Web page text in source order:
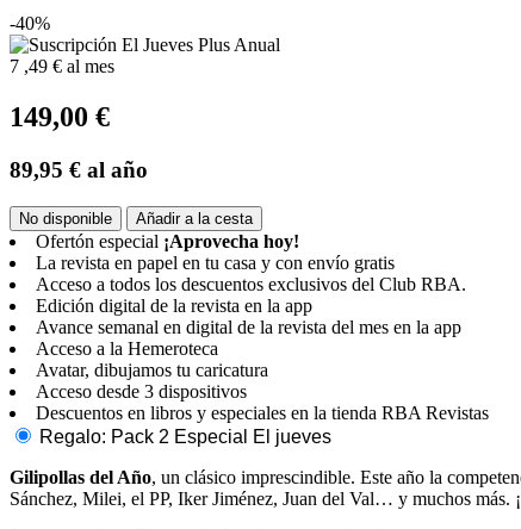
-40%
7 ,49 € al mes
149,00 €
89,95 € al año
No disponible Añadir a la cesta
Ofertón especial ¡Aprovecha hoy!
La revista en papel en tu casa y con envío gratis
Acceso a todos los descuentos exclusivos del Club RBA.
Edición digital de la revista en la app
Avance semanal en digital de la revista del mes en la app
Acceso a la Hemeroteca
Avatar, dibujamos tu caricatura
Acceso desde 3 dispositivos
Descuentos en libros y especiales en la tienda RBA Revistas
Regalo: Pack 2 Especial El jueves
Gilipollas del Año, un clásico imprescindible. Este año la
Sánchez, Milei, el PP, Iker Jiménez, Juan del Val… y muchos más.